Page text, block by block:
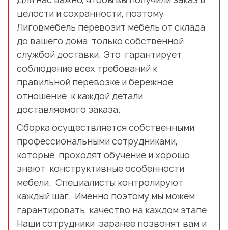
целости и сохранности, поэтому
Лиговмебель перевозит мебель от склада
до вашего дома только собственной
службой доставки. Это гарантирует
соблюдение всех требований к
правильной перевозке и бережное
отношение к каждой детали
доставляемого заказа.
Сборка осуществляется собственными
профессиональными сотрудниками,
которые проходят обучение и хорошо
знают конструктивные особенности
мебели. Специалисты контролируют
каждый шаг. Именно поэтому мы можем
гарантировать качество на каждом этапе.
Наши сотрудники заранее позвонят вам и